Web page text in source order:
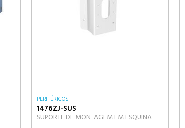
PERIFÉRICOS
1476ZJ-SUS
SUPORTE DE MONTAGEM EM ESQUINA